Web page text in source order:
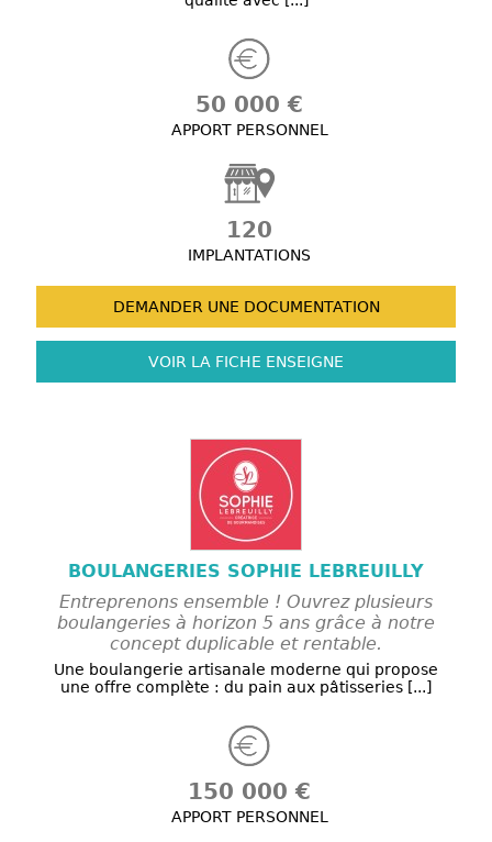
50 000 €
APPORT PERSONNEL
120
IMPLANTATIONS
DEMANDER UNE DOCUMENTATION
VOIR LA FICHE ENSEIGNE
BOULANGERIES SOPHIE LEBREUILLY
Entreprenons ensemble ! Ouvrez plusieurs
boulangeries à horizon 5 ans grâce à notre
concept duplicable et rentable.
Une boulangerie artisanale moderne qui propose
une offre complète : du pain aux pâtisseries [...]
150 000 €
APPORT PERSONNEL